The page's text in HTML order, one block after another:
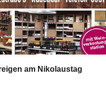
am Nikolaustag